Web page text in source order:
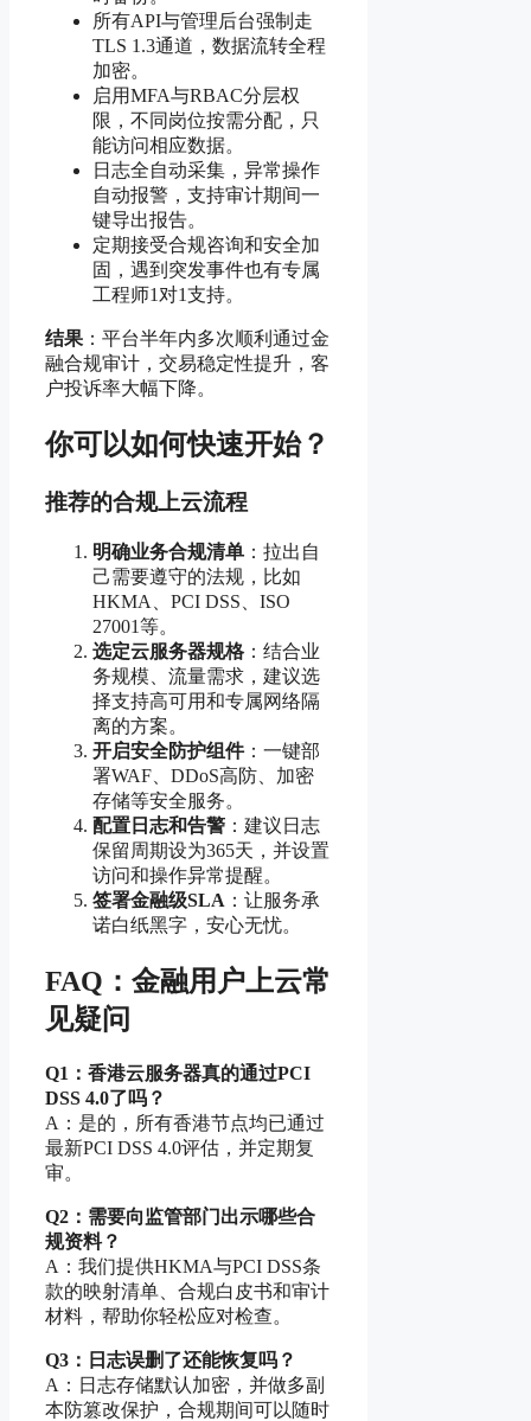
所有API与管理后台强制走
TLS 1.3通道，数据流转全程
加密。
启用MFA与RBAC分层权
限，不同岗位按需分配，只
能访问相应数据。
日志全自动采集，异常操作
自动报警，支持审计期间一
键导出报告。
定期接受合规咨询和安全加
固，遇到突发事件也有专属
工程师1对1支持。
结果 ：平台半年内多次顺利通过金
融合规审计，交易稳定性提升，客
户投诉率大幅下降。
你可以如何快速开始？
推荐的合规上云流程
明确业务合规清单 ：拉出自
己需要遵守的法规，比如
HKMA、PCI DSS、ISO
27001等。
选定云服务器规格 ：结合业
务规模、流量需求，建议选
择支持高可用和专属网络隔
离的方案。
开启安全防护组件：一键部
署WAF、DDoS高防、加密
存储等安全服务。
配置日志和告警 ：建议日志
保留周期设为365天，并设置
访问和操作异常提醒。
签署金融级SLA ：让服务承
诺白纸黑字，安心无忧。
FAQ：金融用户上云常
见疑问
Q1：香港云服务器真的通过PCI
DSS 4.0了吗？
A：是的，所有香港节点均已通过
最新PCI DSS 4.0评估，并定期复
审。
Q2：需要向监管部门出示哪些合
规资料？
A：我们提供HKMA与PCI DSS条
款的映射清单、合规白皮书和审计
材料，帮助你轻松应对检查。
Q3：日志误删了还能恢复吗？
A：日志存储默认加密，并做多副
本防篡改保护，合规期间可以随时